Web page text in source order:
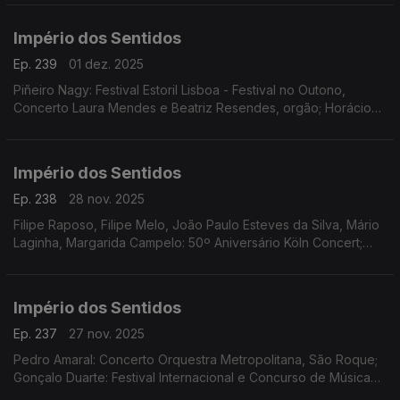
Império dos Sentidos
Ep. 239
01 dez. 2025
Piñeiro Nagy: Festival Estoril Lisboa - Festival no Outono,
Concerto Laura Mendes e Beatriz Resendes, orgão; Horácio
Império dos Sentidos
Ep. 238
28 nov. 2025
Filipe Raposo, Filipe Melo, João Paulo Esteves da Silva, Mário
Laginha, Margarida Campelo: 50º Aniversário Köln Concert;
Império dos Sentidos
Ep. 237
27 nov. 2025
Pedro Amaral: Concerto Orquestra Metropolitana, São Roque;
Gonçalo Duarte: Festival Internacional e Concurso de Música